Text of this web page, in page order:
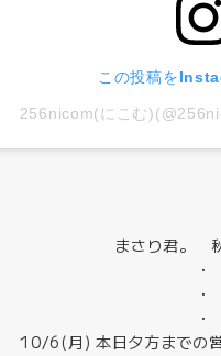
この投稿を
256nicom(にこむ
まさり君。
・
・
・
10/6(月) 本日夕方までの